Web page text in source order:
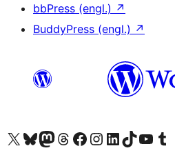
bbPress (engl.) ↗
BuddyPress (engl.) ↗
Unser X-Konto (früher Twitter) besuchen
Unser Bluesky-Konto besuchen
Unser Mastodon-Konto besuchen
Unser Threads-Konto besuchen
Unsere Facebook-Seite besuchen
Unser Instagram-Konto besuchen
Unser LinkedIn-Konto besuchen
Unser TikTok-Konto
UnserenUnser